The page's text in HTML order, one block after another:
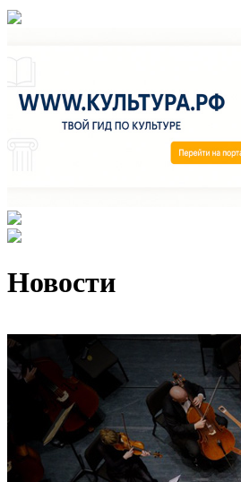
Новости